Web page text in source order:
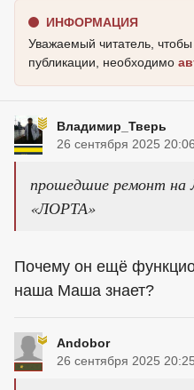
ИНФОРМАЦИЯ
Уважаемый читатель,
публикации, необходимо
Владимир_Тверь
26 сентября 2025 20:06
прошедшие ремонт на
«ЛОРТА»
Почему он ещё
наша Маша знает?
Andobor
26 сентября 2025 20:25